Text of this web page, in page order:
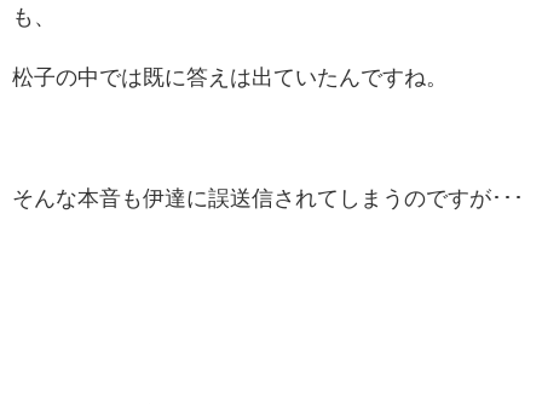
も、
松子の中では既に答えは出ていたんですね。
そんな本音も伊達に誤送信されてしまうのですが･･･